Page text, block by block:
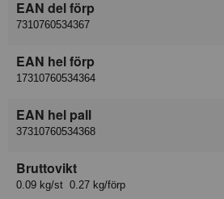
EAN del förp
7310760534367
EAN hel förp
17310760534364
EAN hel pall
37310760534368
Bruttovikt
0.09 kg/st 0.27 kg/förp